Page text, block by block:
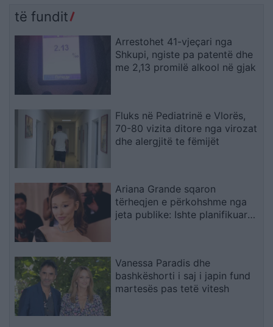
të fundit
Arrestohet 41-vjeçari nga
Shkupi, ngiste pa patentë dhe
me 2,13 promilë alkool në gjak
Fluks në Pediatrinë e Vlorës,
70-80 vizita ditore nga virozat
dhe alergjitë te fëmijët
Ariana Grande sqaron
tërheqjen e përkohshme nga
jeta publike: Ishte planifikuar
Vanessa Paradis dhe
bashkëshorti i saj i japin fund
martesës pas tetë vitesh